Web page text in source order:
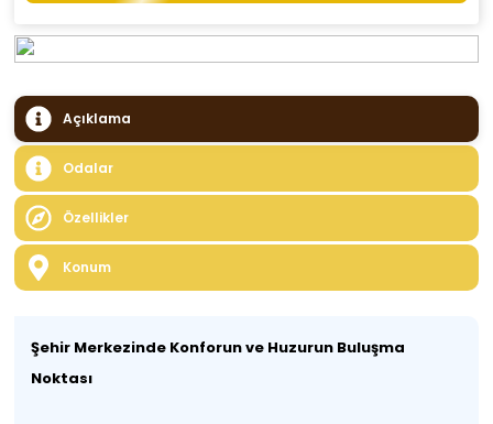
Açıklama
Odalar
Özellikler
Konum
Şehir Merkezinde Konforun ve Huzurun Buluşma
Noktası